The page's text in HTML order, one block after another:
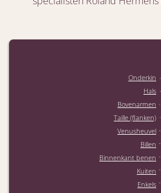
Onderkin
Hals
Bovenarmen
Taille (flanken)
Venusheuvel
Billen
Binnenkant benen
Kuiten
Enkels